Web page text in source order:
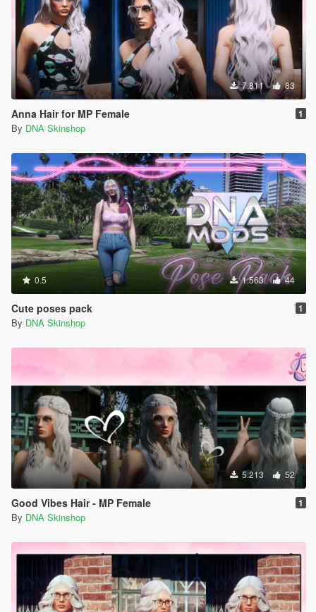
7.811 83
Anna Hair for MP Female 1
By DNA Skinshop
0.5 1.563 44
Cute poses pack 1
By DNA Skinshop
5.213 52
Good Vibes Hair - MP Female 1
By DNA Skinshop